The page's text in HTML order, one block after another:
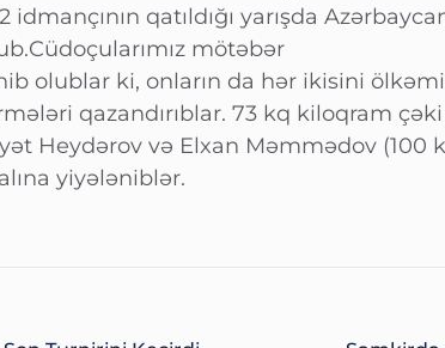
qatıldığı yarışda
mötəbər
olublar ki, onların da hər ikisini
qazandırıblar. 73 kq kiloqram
Heydərov və Elxan Məmmədov (100
yiyələniblər.